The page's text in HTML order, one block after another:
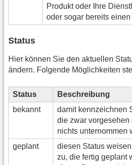
Produkt oder Ihre
oder sogar bereits
Status
Hier können Sie den aktuellen
ändern. Folgende Möglichkeiten
Status
Beschreibung
bekannt
damit kennzeichnen
die zwar vorgesehen
nichts unternommen
geplant
diesen Status
zu, die fertig geplant